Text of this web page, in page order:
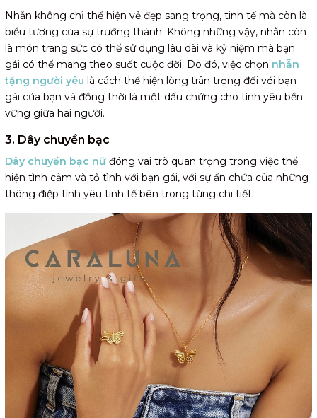
Nhẫn không chỉ thể hiện vẻ đẹp sang trọng, tinh tế mà còn là
biểu tượng của sự trưởng thành. Không những vậy, nhẫn còn
là món trang sức có thể sử dụng lâu dài và kỷ niệm mà bạn
gái có thể mang theo suốt cuộc đời. Do đó, việc chọn nhẫn
tặng người yêu là cách thể hiện lòng trân trọng đối với bạn
gái của bạn và đồng thời là một dấu chứng cho tình yêu bền
vững giữa hai người.
3. Dây chuyền bạc
Dây chuyền bạc nữ đóng vai trò quan trọng trong việc thể
hiện tình cảm và tỏ tình với bạn gái, với sự ẩn chứa của những
thông điệp tình yêu tinh tế bên trong từng chi tiết.